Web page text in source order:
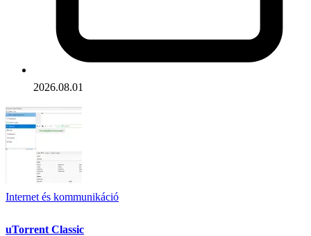
2026.08.01
Internet és kommunikáció
uTorrent Classic